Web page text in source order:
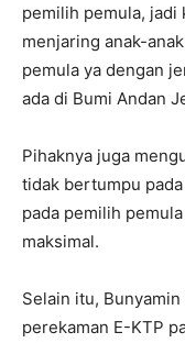
pemilih pemula, jadi
menjaring anak-
pemula ya dengan
ada di Bumi Andan
Pihaknya juga
tidak bertumpu
pada pemilih
maksimal.
Selain itu,
perekaman E-KTP